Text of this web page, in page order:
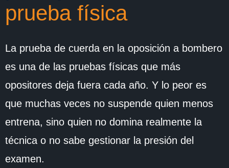
prueba física
La prueba de cuerda en la oposición a bombero
es una de las pruebas físicas que más
opositores deja fuera cada año. Y lo peor es
que muchas veces no suspende quien menos
entrena, sino quien no domina realmente la
técnica o no sabe gestionar la presión del
examen.